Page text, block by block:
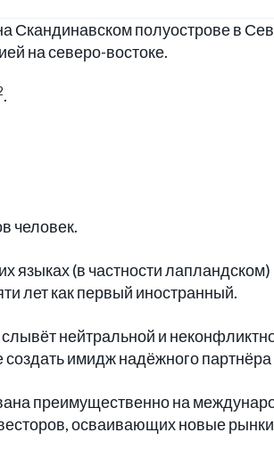
Скандинавском полуострове в
на северо-востоке.
.
человек.
языках (в частности
лет как первый иностранный.
нейтральной и
имидж надёжного
преимущественно на
осваивающих новые